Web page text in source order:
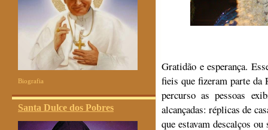
Biografia
Santa Dulce dos Pobres
Gratidão e esperança.
fieis que fizeram parte da
percurso as pessoas
alcançadas: réplicas de
que estavam descalços